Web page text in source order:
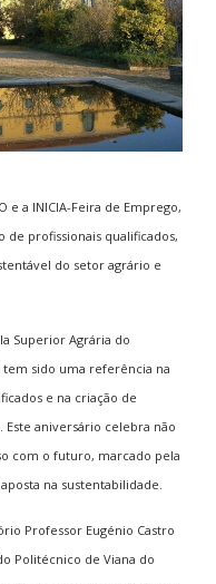
e a INICIA-Feira de Emprego,
de profissionais qualificados,
do setor agrário e
Superior Agrária do
tem sido uma referência na
e na criação de
aniversário celebra não
com o futuro, marcado pela
na sustentabilidade.
Professor Eugénio Castro
Politécnico de Viana do